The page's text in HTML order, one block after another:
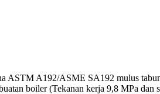
ASTM A192/ASME SA192 mulus
boiler (Tekanan kerja 9,8 MPa dan